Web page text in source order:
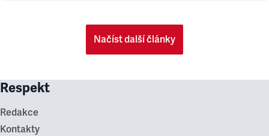
Načíst další články
Respekt
Redakce
Kontakty